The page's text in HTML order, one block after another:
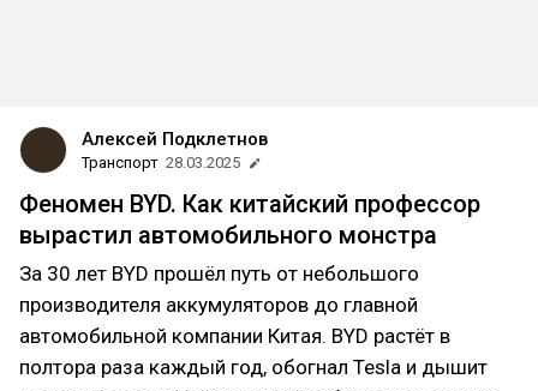
Алексей Подклетнов
Транспорт 28.03.2025
Феномен BYD. Как китайский профессор
вырастил автомобильного монстра
За 30 лет BYD прошёл путь от небольшого
производителя аккумуляторов до главной
автомобильной компании Китая. BYD растёт в
полтора раза каждый год, обогнал Tesla и дышит